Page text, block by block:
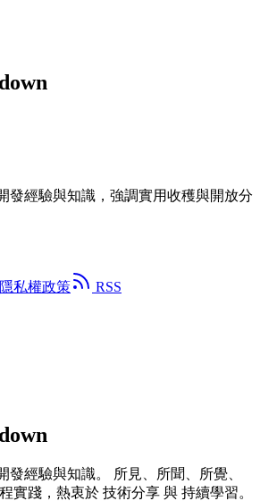
發經驗與知識，強調實用收穫與開放分
隱私權政策 RSS
發經驗與知識。
所見、所聞、所覺、
實踐 ，熱衷於 技術分享 與 持續學習。